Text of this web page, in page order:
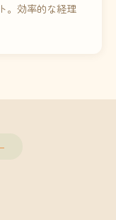
。効率的な経理